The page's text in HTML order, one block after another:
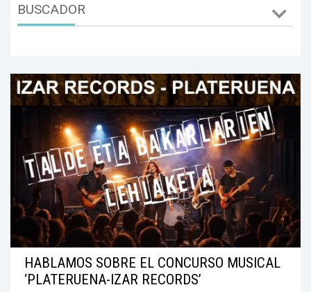
BUSCADOR
HABLAMOS SOBRE EL CONCURSO MUSICAL
‘PLATERUENA-IZAR RECORDS’